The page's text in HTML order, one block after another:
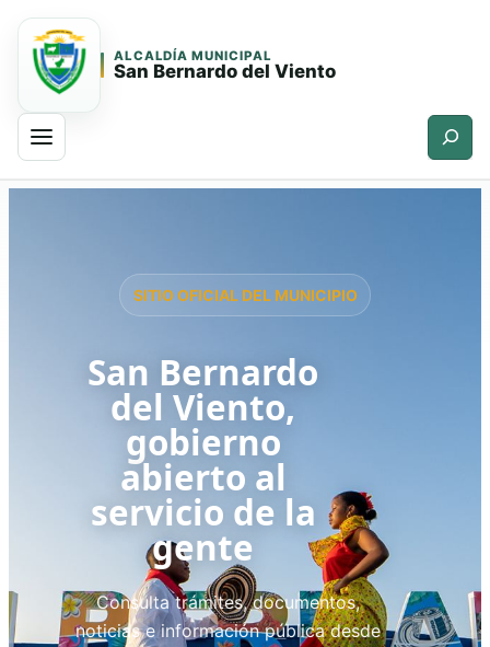
ALCALDÍA MUNICIPAL
San Bernardo del Viento
Buscar
SITIO OFICIAL DEL MUNICIPIO
San Bernardo
del Viento,
gobierno
abierto al
servicio de la
gente
Consulta trámites, documentos,
noticias e información pública desde